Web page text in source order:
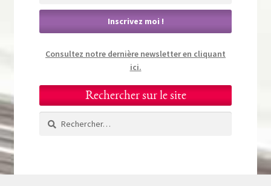
Consultez notre dernière newsletter en cliquant
ici.
Rechercher sur le site
Rechercher :